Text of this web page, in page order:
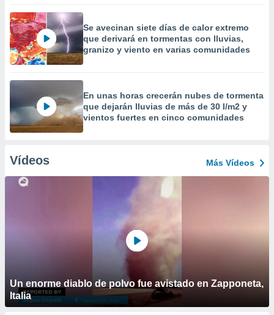
Se avecinan siete días de calor extremo
que derivará en tormentas con lluvias,
granizo y viento en varias comunidades
En unas horas crecerán nubes de tormenta
que dejarán lluvias de más de 30 l/m2 y
vientos fuertes en cinco comunidades
Vídeos Más Vídeos
Un enorme diablo de polvo fue avistado en Zapponeta,
Italia